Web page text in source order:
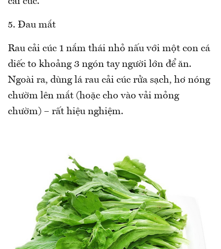
5. Đau mắt
Rau cải cúc 1 nắm thái nhỏ nấu với một con cá
diếc to khoảng 3 ngón tay người lớn để ăn.
Ngoài ra, dùng lá rau cải cúc rửa sạch, hơ nóng
chườm lên mắt (hoặc cho vào vải mỏng
chườm) – rất hiệu nghiệm.